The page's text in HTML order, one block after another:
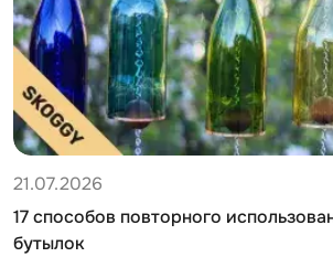
21.07.2026
17 способов повторного
бутылок